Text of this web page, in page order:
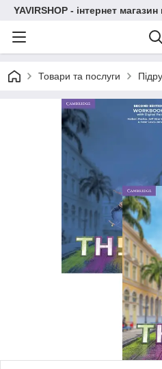
YAVIRSHOP - інтернет
Товари та послуги